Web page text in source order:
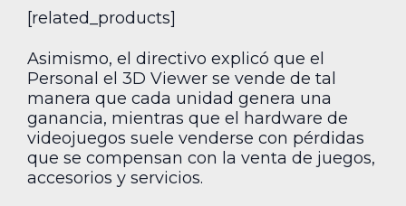
[related_products]
Asimismo, el directivo explicó que el
Personal el 3D Viewer se vende de tal
manera que cada unidad genera una
ganancia, mientras que el hardware de
videojuegos suele venderse con pérdidas
que se compensan con la venta de juegos,
accesorios y servicios.